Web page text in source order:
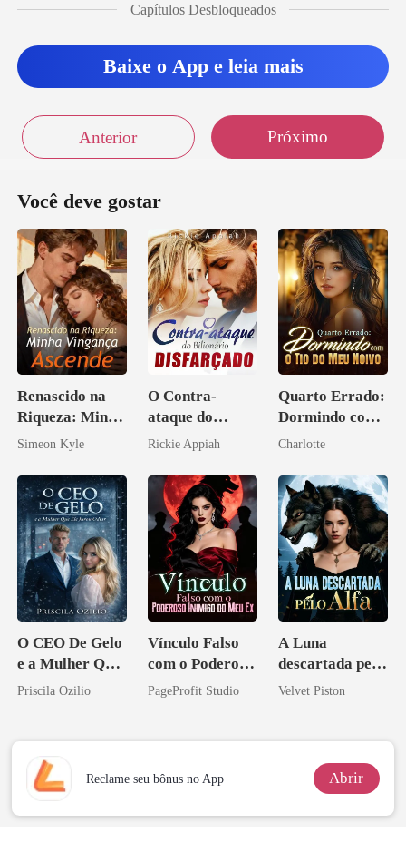
Capítulos Desbloqueados
Baixe o App e leia mais
Anterior Próximo
Você deve gostar
Renascido na
Riqueza: Minha
Vingança
Simeon Kyle
O Contra-
ataque do
Bilionário
Rickie Appiah
Quarto Errado:
Dormindo com
o Tio do Meu
Charlotte
O CEO De Gelo
e a Mulher Que
Ele Jurou Odiar
Priscila Ozilio
Vínculo Falso
com o Poderoso
Inimigo do Meu
PageProfit Studio
A Luna
descartada pelo
Alfa
Velvet Piston
Reclame seu bônus no App Abrir